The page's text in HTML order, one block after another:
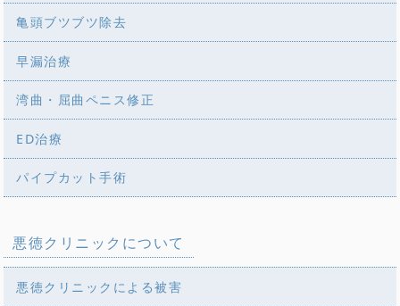
亀頭ブツブツ除去
早漏治療
湾曲・屈曲ペニス修正
ED治療
パイプカット手術
悪徳クリニックについて
悪徳クリニックによる被害